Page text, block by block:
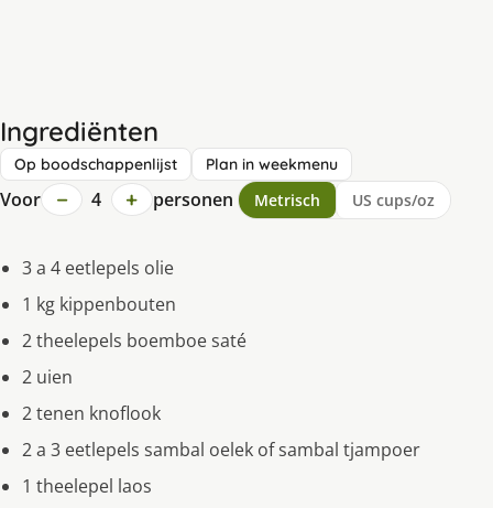
Ingrediënten
Op boodschappenlijst Plan in weekmenu
Voor − 4 + personen Metrisch US cups/oz
3 a 4 eetlepels olie
1 kg kippenbouten
2 theelepels boemboe saté
2 uien
2 tenen knoflook
2 a 3 eetlepels sambal oelek of sambal tjampoer
1 theelepel laos